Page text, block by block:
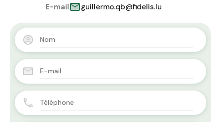
E-mail
guillermo.qb@fidelis.lu